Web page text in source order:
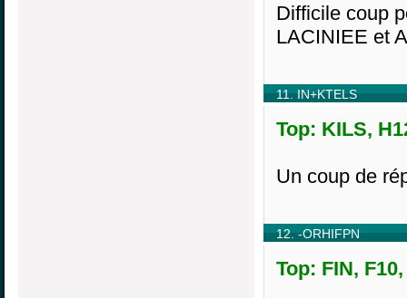
Difficile coup
LACINIEE et
11. IN+KTELS
Top: KILS,
Un coup de
12. -ORHIFPN
Top: FIN,